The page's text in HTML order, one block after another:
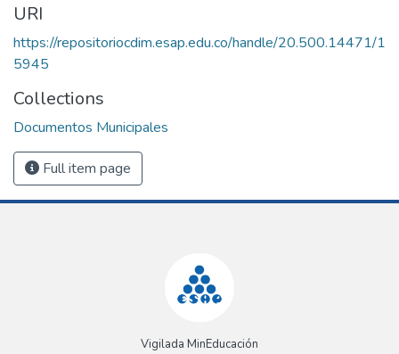
URI
https://repositoriocdim.esap.edu.co/handle/20.500.14471/1
5945
Collections
Documentos Municipales
Full item page
Vigilada MinEducación